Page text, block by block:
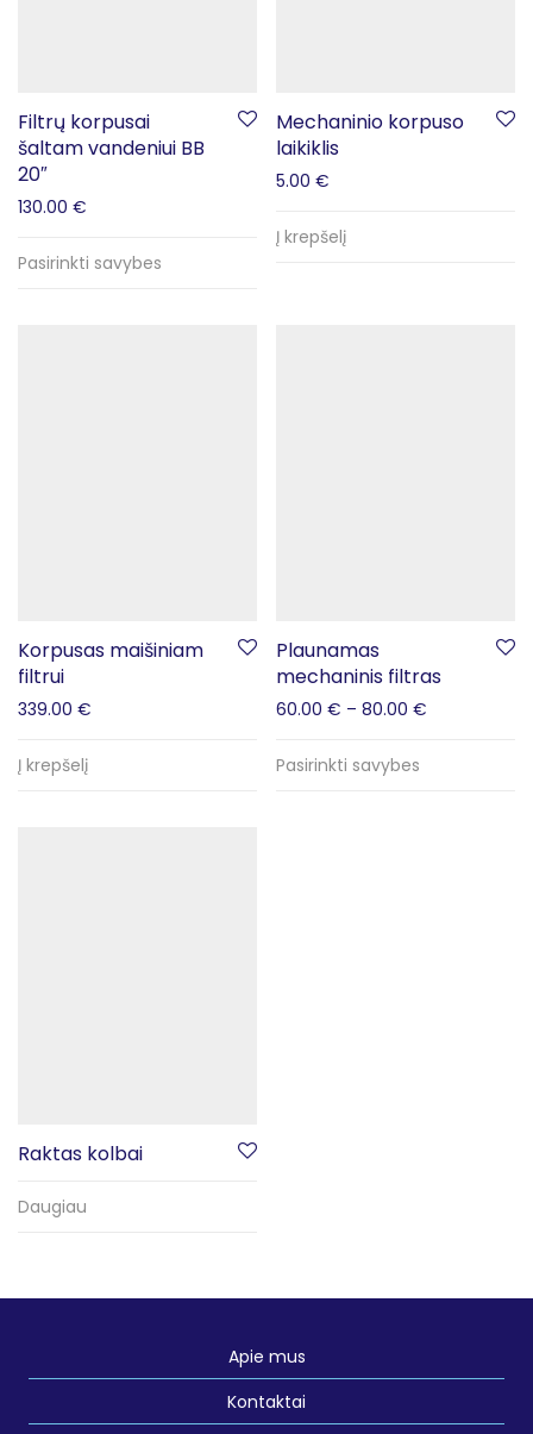
Filtrų korpusai
šaltam vandeniui BB
20″
130.00 €
Pasirinkti savybes
Mechaninio korpuso
laikiklis
5.00 €
Į krepšelį
Korpusas maišiniam
filtrui
339.00 €
Į krepšelį
Plaunamas
mechaninis filtras
60.00 € – 80.00 €
Pasirinkti savybes
Raktas kolbai
Daugiau
Apie mus
Kontaktai